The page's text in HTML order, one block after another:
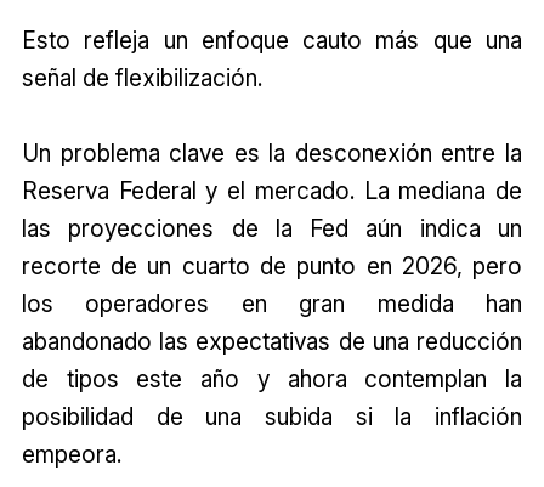
Esto refleja un enfoque cauto más que una
señal de flexibilización.
Un problema clave es la desconexión entre la
Reserva Federal y el mercado. La mediana de
las proyecciones de la Fed aún indica un
recorte de un cuarto de punto en 2026, pero
los operadores en gran medida han
abandonado las expectativas de una reducción
de tipos este año y ahora contemplan la
posibilidad de una subida si la inflación
empeora.